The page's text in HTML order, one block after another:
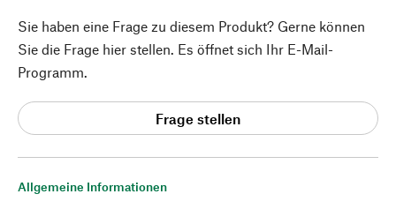
Allgemeine Informationen
Sie haben eine Frage zu diesem Produkt? Gerne können
Sie die Frage hier stellen. Es öffnet sich Ihr E-Mail-
Programm.
Frage stellen